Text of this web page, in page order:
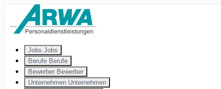
Zum Hauptinhalt springen
Jobs Jobs
Berufe Berufe
Bewerber Bewerber
Unternehmen Unternehmen